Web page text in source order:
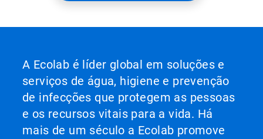
A Ecolab é líder global em soluções e
serviços de água, higiene e prevenção
de infecções que protegem as pessoas
e os recursos vitais para a vida. Há
mais de um século a Ecolab promove